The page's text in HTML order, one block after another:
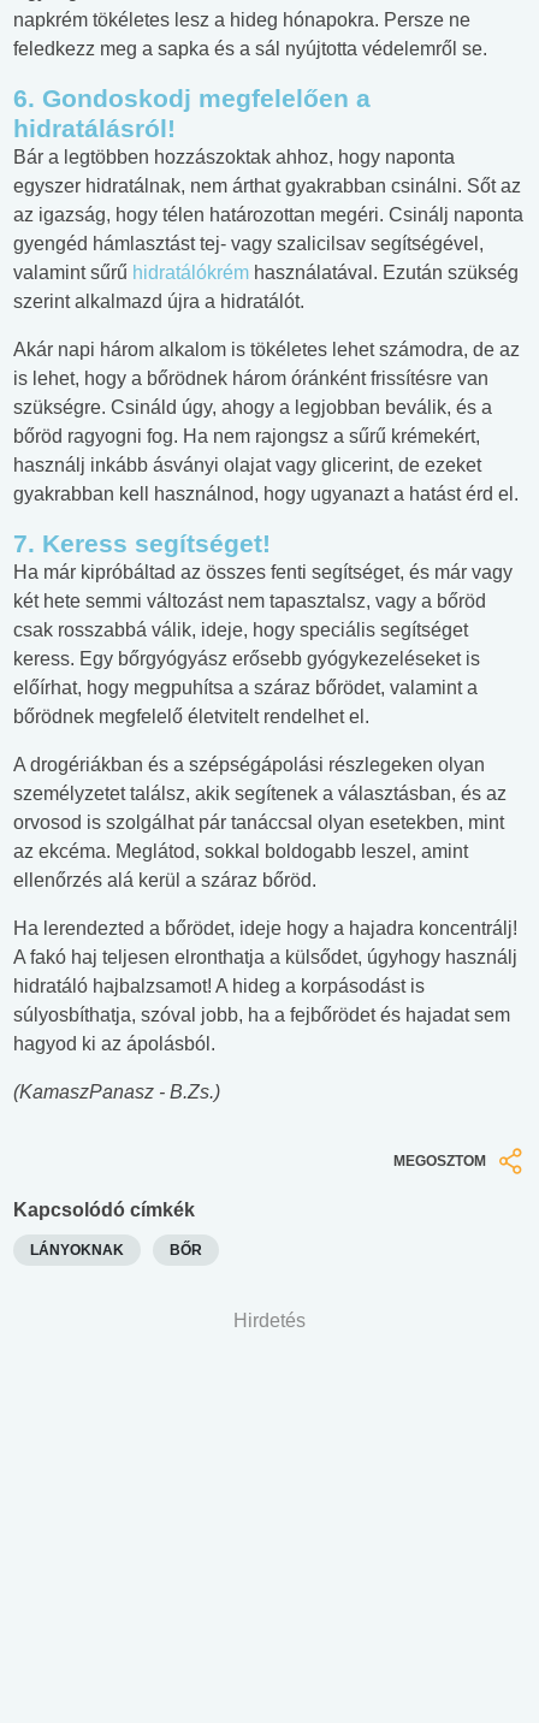
napkrém tökéletes lesz a hideg hónapokra. Persze ne
feledkezz meg a sapka és a sál nyújtotta védelemről se.
6. Gondoskodj megfelelően a
hidratálásról!
Bár a legtöbben hozzászoktak ahhoz, hogy naponta
egyszer hidratálnak, nem árthat gyakrabban csinálni. Sőt az
az igazság, hogy télen határozottan megéri. Csinálj naponta
gyengéd hámlasztást tej- vagy szalicilsav segítségével,
valamint sűrű hidratálókrém használatával. Ezután szükség
szerint alkalmazd újra a hidratálót.
Akár napi három alkalom is tökéletes lehet számodra, de az
is lehet, hogy a bőrödnek három óránként frissítésre van
szükségre. Csináld úgy, ahogy a legjobban beválik, és a
bőröd ragyogni fog. Ha nem rajongsz a sűrű krémekért,
használj inkább ásványi olajat vagy glicerint, de ezeket
gyakrabban kell használnod, hogy ugyanazt a hatást érd el.
7. Keress segítséget!
Ha már kipróbáltad az összes fenti segítséget, és már vagy
két hete semmi változást nem tapasztalsz, vagy a bőröd
csak rosszabbá válik, ideje, hogy speciális segítséget
keress. Egy bőrgyógyász erősebb gyógykezeléseket is
előírhat, hogy megpuhítsa a száraz bőrödet, valamint a
bőrödnek megfelelő életvitelt rendelhet el.
A drogériákban és a szépségápolási részlegeken olyan
személyzetet találsz, akik segítenek a választásban, és az
orvosod is szolgálhat pár tanáccsal olyan esetekben, mint
az ekcéma. Meglátod, sokkal boldogabb leszel, amint
ellenőrzés alá kerül a száraz bőröd.
Ha lerendezted a bőrödet, ideje hogy a hajadra koncentrálj!
A fakó haj teljesen elronthatja a külsődet, úgyhogy használj
hidratáló hajbalzsamot! A hideg a korpásodást is
súlyosbíthatja, szóval jobb, ha a fejbőrödet és hajadat sem
hagyod ki az ápolásból.
(KamaszPanasz - B.Zs.)
MEGOSZTOM
Kapcsolódó címkék
LÁNYOKNAK BŐR
Hirdetés